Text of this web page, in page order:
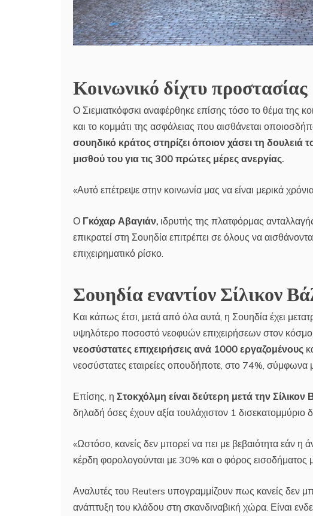
Κοινωνικό δίχτυ προστασίας
Ο Σιεμιατκόφσκι αναφέρθηκε επίσης τόσο το θέμα της
και το κομμάτι της ασφάλειας που αισθάνεται
σουηδικό κράτος στηρίζει όποιον χάσει τη δουλειά
μισθού του για τις 300 πρώτες μέρες ανεργίας.
«Αυτό επέτρεψε στην κοινωνία μας να είναι μερικά
Ο Γκόχαρ Αβαγιάν, ιδρυτής της πλατφόρμας
επικρατεί στη Σουηδία επιτρέπει σε όλους να
επιχειρηματικό ρίσκο.
Σουηδία εναντίον Σίλικον
Και κάπως έτσι, μετά από όλα αυτά, η Σουηδία έχει
υψηλότερο ποσοστό νεοφυών επιχειρήσεων στον
νεοσύστατες επιχειρήσεις ανά 1000 εργαζομένους
νεοσύστατες εταιρείες οπουδήποτε, στο 74%,
Επίσης, η Στοκχόλμη είναι δεύτερη μετά την Σίλικον
δηλαδή όσες έχουν αξία τουλάχιστον 1 δισεκατομμύριο
«Ωστόσο, κανείς δεν μπορεί να πει με βεβαιότητα εάν
κέρδη φορολογούνται με 30% και ο φόρος εισοδήματος
Αναλυτές του Reuters υπογραμμίζουν πως κανείς δεν
ανάπτυξη του κλάδου στη σκανδιναβική χώρα. Είναι